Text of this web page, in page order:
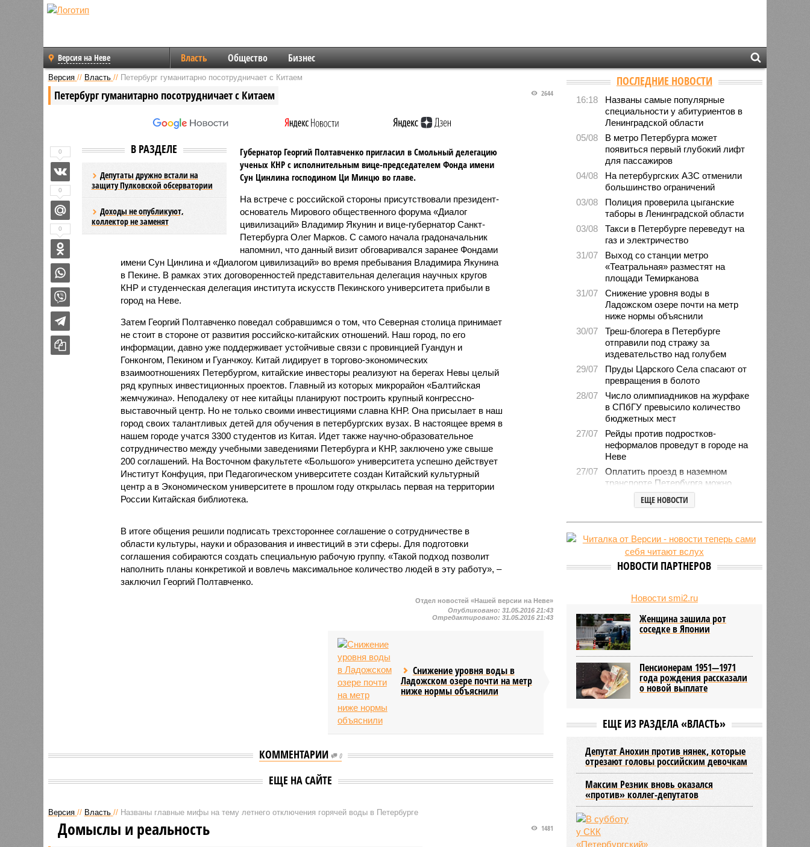
Версия на Неве Власть Общество Бизнес
Версия // Власть // Петербург гуманитарно посотрудничает с Китаем
Петербург гуманитарно посотрудничает с Китаем 2644
В РАЗДЕЛЕ
Депутаты дружно встали на
защиту Пулковской обсерватории
Доходы не опубликуют,
коллектор не заменят
Губернатор Георгий Полтавченко пригласил в Смольный делегацию
ученых КНР с исполнительным вице-председателем Фонда имени
Сун Цинлина господином Ци Минцю во главе.
На встрече с российской стороны присутствовали президент-
основатель Мирового общественного форума «Диалог
цивилизаций» Владимир Якунин и вице-губернатор Санкт-
Петербурга Олег Марков. С самого начала градоначальник
напомнил, что данный визит обговаривался заранее Фондами
имени Сун Цинлина и «Диалогом цивилизаций» во время пребывания Владимира Якунина
в Пекине. В рамках этих договоренностей представительная делегация научных кругов
КНР и студенческая делегация института искусств Пекинского университета прибыли в
город на Неве.
Затем Георгий Полтавченко поведал собравшимся о том, что Северная столица принимает
не стоит в стороне от развития российско-китайских отношений. Наш город, по его
информации, давно уже поддерживает устойчивые связи с провинцией Гуандун и
Гонконгом, Пекином и Гуанчжоу. Китай лидирует в торгово-экономических
взаимоотношениях Петербургом, китайские инвесторы реализуют на берегах Невы целый
ряд крупных инвестиционных проектов. Главный из которых микрорайон «Балтийская
жемчужина». Неподалеку от нее китайцы планируют построить крупный конгрессно-
выставочный центр. Но не только своими инвестициями славна КНР. Она присылает в наш
город своих талантливых детей для обучения в петербургских вузах. В настоящее время в
нашем городе учатся 3300 студентов из Китая. Идет также научно-образовательное
сотрудничество между учебными заведениями Петербурга и КНР, заключено уже свыше
200 соглашений. На Восточном факультете «Большого» университета успешно действует
Институт Конфуция, при Педагогическом университете создан Китайский культурный
центр а в Экономическом университете в прошлом году открылась первая на территории
России Китайская библиотека.
В итоге общения решили подписать трехстороннее соглашение о сотрудничестве в
области культуры, науки и образования и инвестиций в эти сферы. Для подготовки
соглашения собираются создать специальную рабочую группу. «Такой подход позволит
наполнить планы конкретикой и вовлечь максимальное количество людей в эту работу», –
заключил Георгий Полтавченко.
0
0
0
Отдел новостей «Нашей версии на Неве»
Опубликовано:31.05.2016 21:43
Отредактировано:31.05.2016 21:43
Снижение уровня воды в
Ладожском озере почти на метр
ниже нормы объяснили
КОММЕНТАРИИ 0
ЕЩЕ НА САЙТЕ
Версия // Власть // Названы главные мифы на тему летнего отключения горячей воды в Петербурге
1481
Домыслы и реальность
ПОСЛЕДНИЕ НОВОСТИ
16:18
Названы самые популярные
специальности у абитуриентов в
Ленинградской области
05/08
В метро Петербурга может
появиться первый глубокий лифт
для пассажиров
04/08
На петербургских АЗС отменили
большинство ограничений
03/08
Полиция проверила цыганские
таборы в Ленинградской области
03/08
Такси в Петербурге переведут на
газ и электричество
31/07
Выход со станции метро
«Театральная» разместят на
площади Темирканова
31/07
Снижение уровня воды в
Ладожском озере почти на метр
ниже нормы объяснили
30/07
Треш-блогера в Петербурге
отправили под стражу за
издевательство над голубем
29/07
Пруды Царского Села спасают от
превращения в болото
28/07
Число олимпиадников на журфаке
в СПбГУ превысило количество
бюджетных мест
27/07
Рейды против подростков-
неформалов проведут в городе на
Неве
27/07
Оплатить проезд в наземном
транспорте Петербурга можно
будет по геолокации
Власти поручили сократить сроки
отключения горячей воды в
День ВМФ в Петербурге отметят
без главного военно-морского
парада и салюта
прав предложили ввести в
ЕЩЕ НОВОСТИ
НОВОСТИ ПАРТНЕРОВ
Новости smi2.ru
Женщина зашила рот
соседке в Японии
Пенсионерам 1951—1971
года рождения рассказали
о новой выплате
ЕЩЕ ИЗ РАЗДЕЛА «ВЛАСТЬ»
Депутат Анохин против нянек, которые
отрезают головы российским девочкам
Максим Резник вновь оказался
«против» коллег-депутатов